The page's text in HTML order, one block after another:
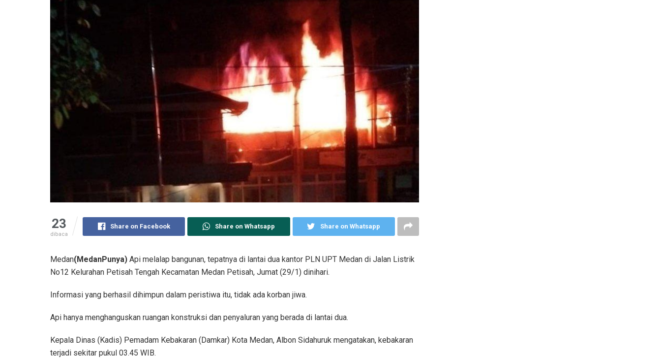
23
dibaca
Share on Facebook Share on Whatsapp Share on Whatsapp
Medan(MedanPunya) Api melalap bangunan, tepatnya di lantai dua kantor PLN UPT Medan di Jalan Listrik
No12 Kelurahan Petisah Tengah Kecamatan Medan Petisah, Jumat (29/1) dinihari.
Informasi yang berhasil dihimpun dalam peristiwa itu, tidak ada korban jiwa.
Api hanya menghanguskan ruangan konstruksi dan penyaluran yang berada di lantai dua.
Kepala Dinas (Kadis) Pemadam Kebakaran (Damkar) Kota Medan, Albon Sidahuruk mengatakan, kebakaran
terjadi sekitar pukul 03.45 WIB.